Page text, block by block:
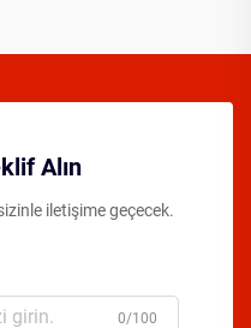
Alın
iletişime geçecek.
0/100